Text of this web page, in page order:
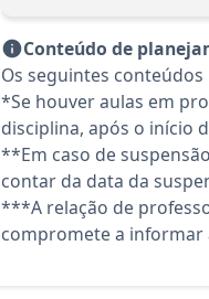
Conteúdo de
Os seguintes
*Se houver aulas em
disciplina, após o início
**Em caso de
contar da data da
***A relação de
compromete a informar